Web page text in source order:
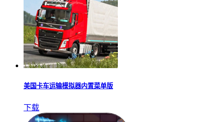
美国卡车运输模拟器内置菜单版
下载